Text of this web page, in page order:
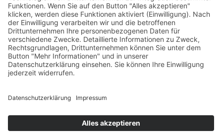
Kontakt
Impressum
Datenschutz